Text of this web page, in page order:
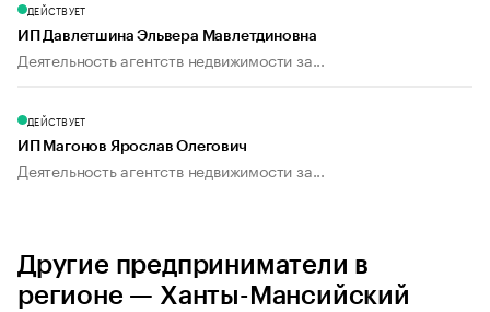
ДЕЙСТВУЕТ
ИП Давлетшина Эльвера Мавлетдиновна
Деятельность агентств недвижимости за...
ДЕЙСТВУЕТ
ИП Магонов Ярослав Олегович
Деятельность агентств недвижимости за...
Другие предприниматели в
регионе — Ханты-Мансийский